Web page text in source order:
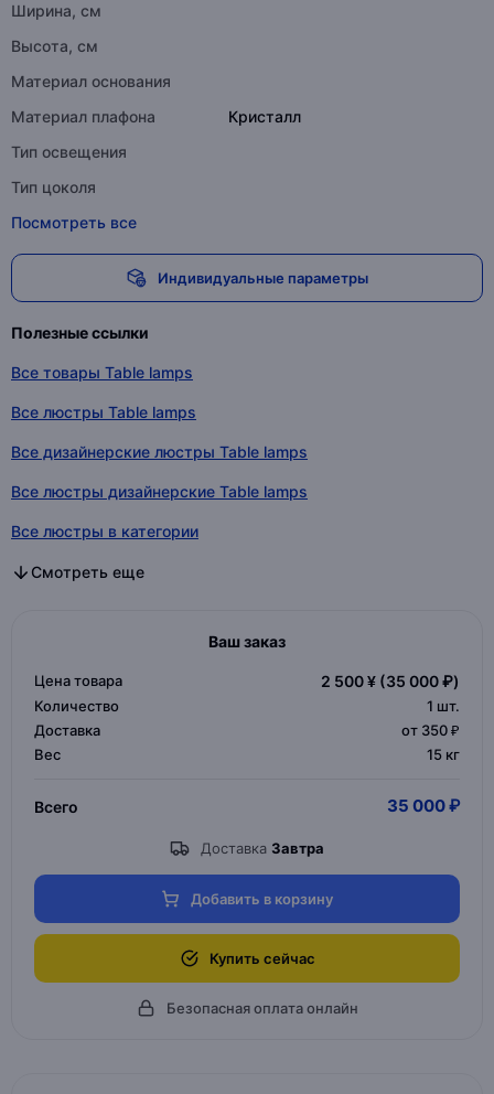
Ширина, см
Высота, см
Материал основания
Материал плафона
Кристалл
Тип освещения
Тип цоколя
Посмотреть все
Индивидуальные параметры
Полезные ссылки
Все товары Table lamps
Все люстры Table lamps
Все дизайнерские люстры Table lamps
Все люстры дизайнерские Table lamps
Все люстры в категории
Все дизайнерские люстры в категории
Все люстры дизайнерские в категории
Смотреть еще
Ваш заказ
Цена товара 2 500 ¥ (35 000 ₽)
Количество 1 шт.
Доставка
от 350 ₽
Вес
15 кг
Всего 35 000 ₽
Доставка Завтра
Добавить в корзину
Купить сейчас
Безопасная оплата онлайн